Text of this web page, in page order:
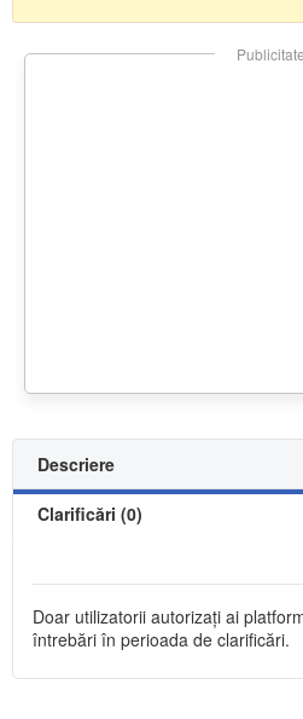
Publicitate
Descriere
Clarificări (0)
Doar utilizatorii autorizați ai
întrebări în perioada de clarificări.